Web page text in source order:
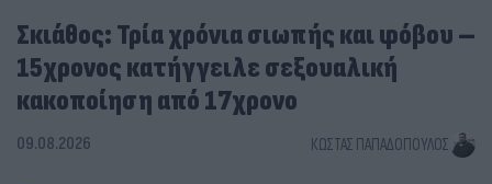
Σκιάθος: Τρία χρόνια σιωπής και φόβου –
15χρονος κατήγγειλε σεξουαλική
κακοποίηση από 17χρονο
09.08.2026 ΚΏΣΤΑΣ ΠΑΠΑΔΌΠΟΥΛΟΣ